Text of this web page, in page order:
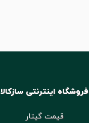
فروشگاه اینترنتی سازکالا
قیمت گیتار